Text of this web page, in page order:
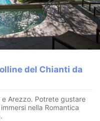
del Chianti da
Arezzo. Potrete gustare
nella Romantica